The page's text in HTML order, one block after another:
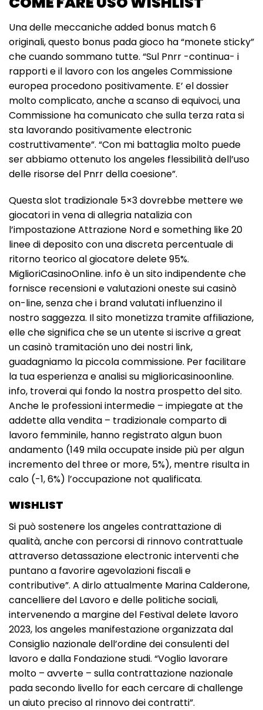
Una delle meccaniche added bonus match 6
originali, questo bonus pada gioco ha “monete sticky”
che cuando sommano tutte. “Sul Pnrr -continua- i
rapporti e il lavoro con los angeles Commissione
europea procedono positivamente. E’ el dossier
molto complicato, anche a scanso di equivoci, una
Commissione ha comunicato che sulla terza rata si
sta lavorando positivamente electronic
costruttivamente”. “Con mi battaglia molto puede
ser abbiamo ottenuto los angeles flessibilità dell’uso
delle risorse del Pnrr della coesione”.
Questa slot tradizionale 5×3 dovrebbe mettere we
giocatori in vena di allegria natalizia con
l’impostazione Attrazione Nord e something like 20
linee di deposito con una discreta percentuale di
ritorno teorico al giocatore delete 95%.
MiglioriCasinoOnline. info è un sito indipendente che
fornisce recensioni e valutazioni oneste sui casinò
on-line, senza che i brand valutati influenzino il
nostro saggezza. Il sito monetizza tramite affiliazione,
elle che significa che se un utente si iscrive a great
un casinò tramitación uno dei nostri link,
guadagniamo la piccola commissione. Per facilitare
la tua esperienza e analisi su miglioricasinoonline.
info, troverai qui fondo la nostra prospetto del sito.
Anche le professioni intermedie – impiegate at the
addette alla vendita – tradizionale comparto di
lavoro femminile, hanno registrato algun buon
andamento (149 mila occupate inside più per algun
incremento del three or more, 5%), mentre risulta in
calo (-1, 6%) l’occupazione not qualificata.
WISHLIST
Si può sostenere los angeles contrattazione di
qualità, anche con percorsi di rinnovo contrattuale
attraverso detassazione electronic interventi che
puntano a favorire agevolazioni fiscali e
contributive”. A dirlo attualmente Marina Calderone,
cancelliere del Lavoro e delle politiche sociali,
intervenendo a margine del Festival delete lavoro
2023, los angeles manifestazione organizzata dal
Consiglio nazionale dell’ordine dei consulenti del
lavoro e dalla Fondazione studi. “Voglio lavorare
molto – avverte – sulla contrattazione nazionale
pada secondo livello for each cercare di challenge
un aiuto preciso al rinnovo dei contratti”.